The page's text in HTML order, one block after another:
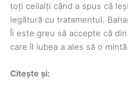
toți ceilalți când a spus că
legătură cu tratamentul.
Îi este greu să accepte că
care îl iubea a ales să o mintă.
Citește și: